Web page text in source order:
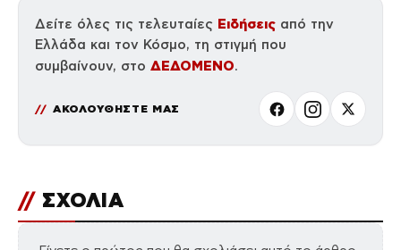
Δείτε όλες τις τελευταίες Ειδήσεις από την
Ελλάδα και τον Κόσμο, τη στιγμή που
συμβαίνουν, στο ΔΕΔΟΜΕΝΟ.
ΑΚΟΛΟΥΘΗΣΤΕ ΜΑΣ
// ΣΧΟΛΙΑ